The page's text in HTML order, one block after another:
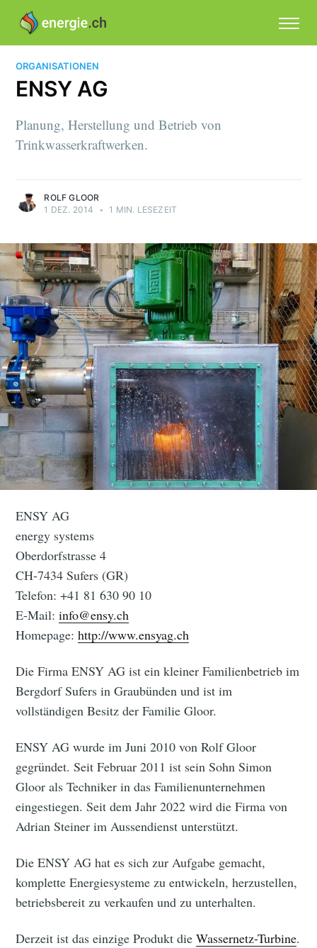
ORGANISATIONEN
ENSY AG
Planung, Herstellung und Betrieb von
Trinkwasserkraftwerken.
ROLF GLOOR
1 DEZ. 2014
• 1 MIN. LESEZEIT
ENSY AG
energy systems
Oberdorfstrasse 4
CH-7434 Sufers (GR)
Telefon: +41 81 630 90 10
E-Mail:info@ensy.ch
Homepage:http://www.ensyag.ch
Die Firma ENSY AG ist ein kleiner Familienbetrieb im
Bergdorf Sufers in Graubünden und ist im
vollständigen Besitz der Familie Gloor.
ENSY AG wurde im Juni 2010 von Rolf Gloor
gegründet. Seit Februar 2011 ist sein Sohn Simon
Gloor als Techniker in das Familienunternehmen
eingestiegen. Seit dem Jahr 2022 wird die Firma von
Adrian Steiner im Aussendienst unterstützt.
Die ENSY AG hat es sich zur Aufgabe gemacht,
komplette Energiesysteme zu entwickeln, herzustellen,
betriebsbereit zu verkaufen und zu unterhalten.
Derzeit ist das einzige Produkt dieWassernetz-Turbine.